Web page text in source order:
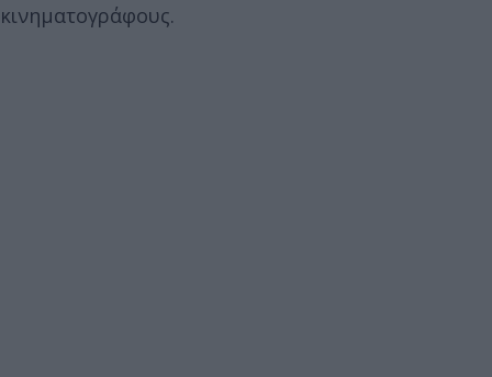
κινηματογράφους.